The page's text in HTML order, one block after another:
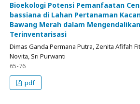
Bioekologi Potensi Pemanfaatan
bassiana di Lahan Pertanaman
Bawang Merah dalam
Terinventarisasi
Dimas Ganda Permana Putra, Zenita Afifah
Novita, Sri Purwanti
65-76
pdf